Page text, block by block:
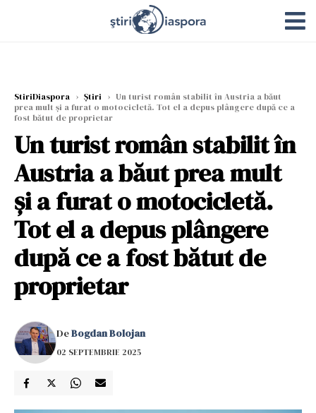
StiriDiaspora › Știri › Un turist român stabilit în Austria a băut
prea mult și a furat o motocicletă. Tot el a depus plângere după ce a
fost bătut de proprietar
Un turist român stabilit în
Austria a băut prea mult
și a furat o motocicletă.
Tot el a depus plângere
după ce a fost bătut de
proprietar
DeBogdan Bolojan
02 SEPTEMBRIE 2025